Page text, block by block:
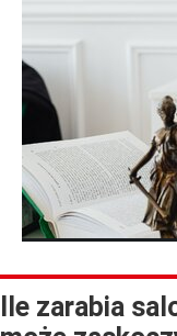
Ile zarabia